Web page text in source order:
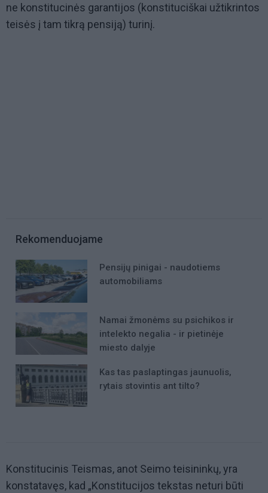
ne konstitucinės garantijos (konstituciškai užtikrintos
teisės į tam tikrą pensiją) turinį.
Rekomenduojame
Pensijų pinigai - naudotiems
automobiliams
Namai žmonėms su psichikos ir
intelekto negalia - ir pietinėje
miesto dalyje
Kas tas paslaptingas jaunuolis,
rytais stovintis ant tilto?
Konstitucinis Teismas, anot Seimo teisininkų, yra
konstatavęs, kad „Konstitucijos tekstas neturi būti